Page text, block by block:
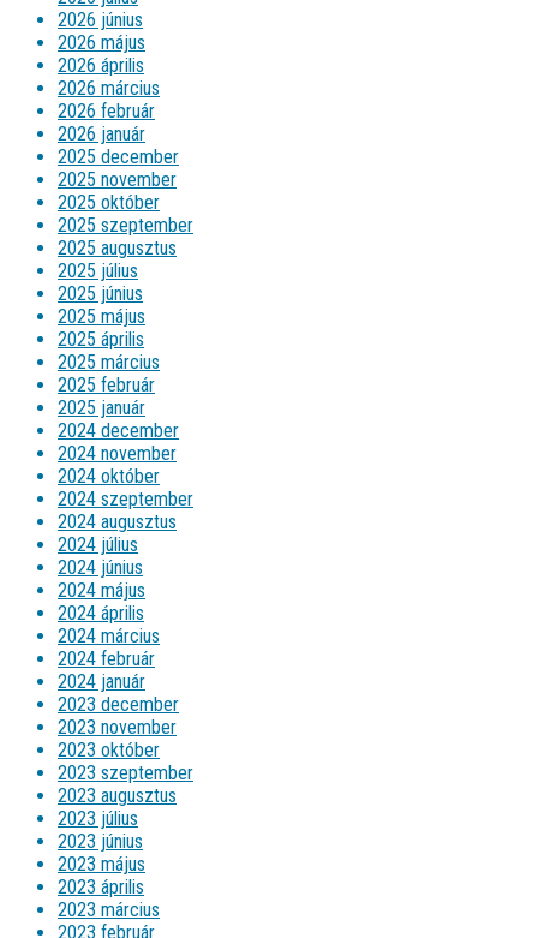
2026 június
2026 május
2026 április
2026 március
2026 február
2026 január
2025 december
2025 november
2025 október
2025 szeptember
2025 augusztus
2025 július
2025 június
2025 május
2025 április
2025 március
2025 február
2025 január
2024 december
2024 november
2024 október
2024 szeptember
2024 augusztus
2024 július
2024 június
2024 május
2024 április
2024 március
2024 február
2024 január
2023 december
2023 november
2023 október
2023 szeptember
2023 augusztus
2023 július
2023 június
2023 május
2023 április
2023 március
2023 február